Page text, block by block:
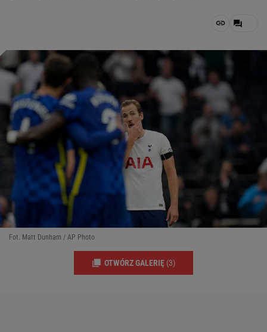
Fot. Matt Dunham / AP Photo
OTWÓRZ GALERIĘ (3)